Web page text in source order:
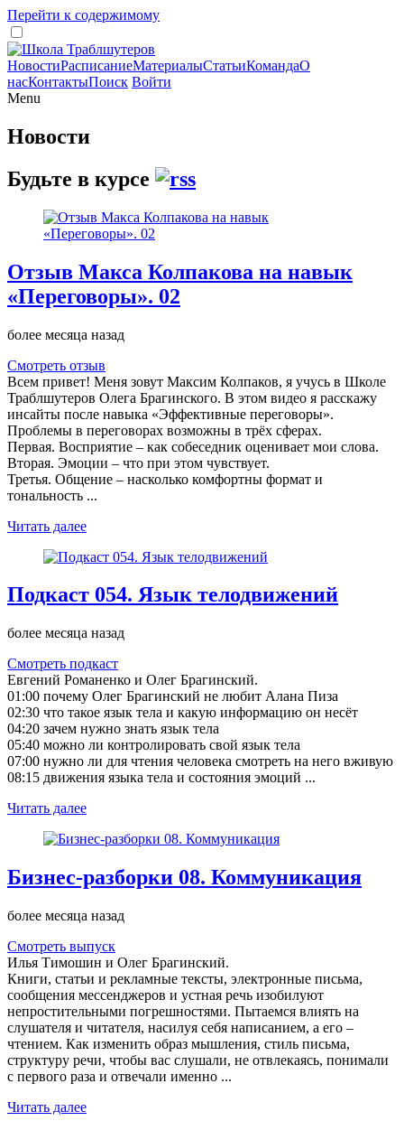
Перейти к содержимому
НовостиРасписаниеМатериалыСтатьиКомандаО
насКонтактыПоиск Войти
Menu
Новости
Будьте в курсе
Отзыв Макса Колпакова на навык
«Переговоры». 02
более месяца назад
Смотреть отзыв
Всем привет! Меня зовут Максим Колпаков, я учусь в Школе
Траблшутеров Олега Брагинского. В этом видео я расскажу
инсайты после навыка «Эффективные переговоры».
Проблемы в переговорах возможны в трёх сферах.
Первая. Восприятие – как собеседник оценивает мои слова.
Вторая. Эмоции – что при этом чувствует.
Третья. Общение – насколько комфортны формат и
тональность ...
Читать далее
Подкаст 054. Язык телодвижений
более месяца назад
Смотреть подкаст
Евгений Романенко и Олег Брагинский.
01:00 почему Олег Брагинский не любит Алана Пиза
02:30 что такое язык тела и какую информацию он несёт
04:20 зачем нужно знать язык тела
05:40 можно ли контролировать свой язык тела
07:00 нужно ли для чтения человека смотреть на него вживую
08:15 движения языка тела и состояния эмоций ...
Читать далее
Бизнес-разборки 08. Коммуникация
более месяца назад
Смотреть выпуск
Илья Тимошин и Олег Брагинский.
Книги, статьи и рекламные тексты, электронные письма,
сообщения мессенджеров и устная речь изобилуют
непростительными погрешностями. Пытаемся влиять на
слушателя и читателя, насилуя себя написанием, а его –
чтением. Как изменить образ мышления, стиль письма,
структуру речи, чтобы вас слушали, не отвлекаясь, понимали
с первого раза и отвечали именно ...
Читать далее